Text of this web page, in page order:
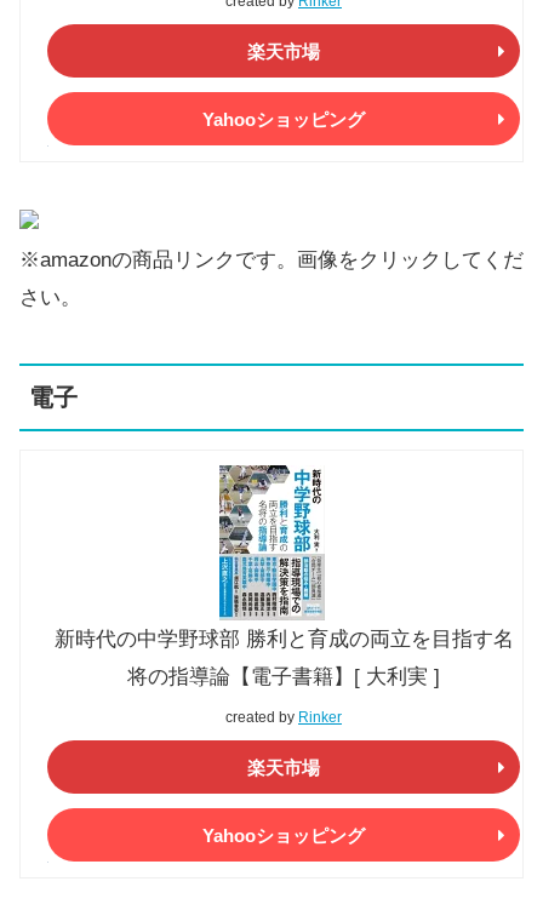
楽天市場
Yahooショッピング
※amazonの商品リンクです。画像をクリックしてくだ
さい。
電子
新時代の中学野球部 勝利と育成の両立を目指す名
将の指導論【電子書籍】[ 大利実 ]
created by Rinker
楽天市場
Yahooショッピング